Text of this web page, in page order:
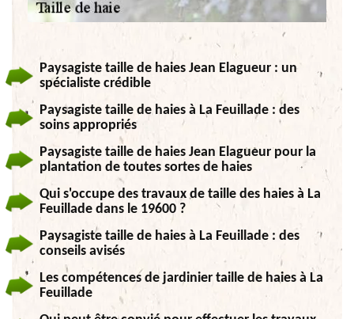
Paysagiste taille de haies Jean Elagueur : un
spécialiste crédible
Paysagiste taille de haies à La Feuillade : des
soins appropriés
Paysagiste taille de haies Jean Elagueur pour la
plantation de toutes sortes de haies
Qui s'occupe des travaux de taille des haies à La
Feuillade dans le 19600 ?
Paysagiste taille de haies à La Feuillade : des
conseils avisés
Les compétences de jardinier taille de haies à La
Feuillade